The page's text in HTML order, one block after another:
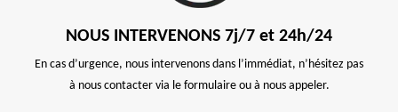
NOUS INTERVENONS 7j/7 et 24h/24
En cas d’urgence, nous intervenons dans l’immédiat, n’hésitez pas
à nous contacter via le formulaire ou à nous appeler.